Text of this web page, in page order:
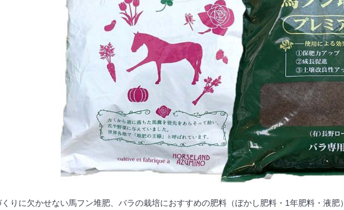
りに欠かせない馬フン堆肥、バラの栽培におすすめの肥料（ぼかし肥料・1年肥料・液肥）